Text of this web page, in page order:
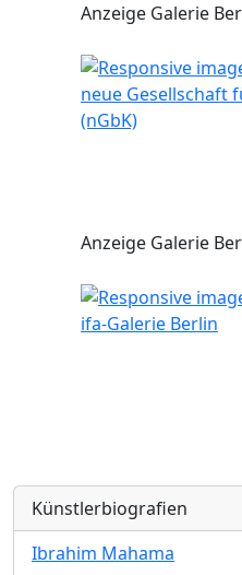
Anzeige Galerie
neue Gesellschaft
(nGbK)
Anzeige Galerie
ifa-Galerie Berlin
Künstlerbiografien
Ibrahim Mahama